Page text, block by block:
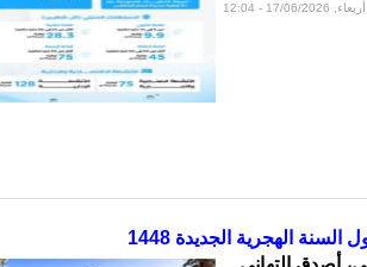
أربعاء, 17/06/2026 - 12:04
الهجرية الجديدة 1448